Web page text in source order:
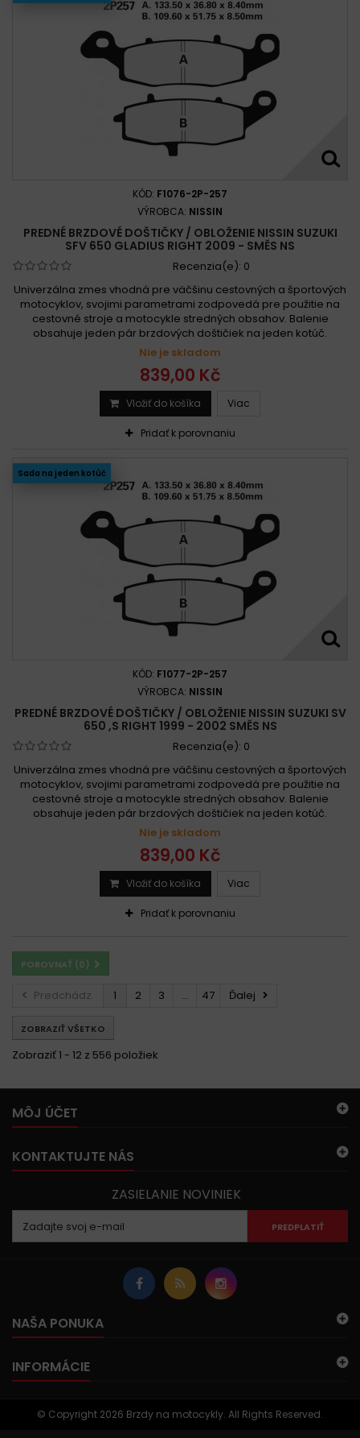
KÓD: F1076-2P-257
VÝROBCA: NISSIN
PREDNÉ BRZDOVÉ DOŠTIČKY / OBLOŽENIE NISSIN SUZUKI
SFV 650 GLADIUS RIGHT 2009 - SMĚS NS
Recenzia(e): 0
Univerzálna zmes vhodná pre väčšinu cestovných a športových
motocyklov, svojimi parametrami zodpovedá pre použitie na
cestovné stroje a motocykle stredných obsahov. Balenie
obsahuje jeden pár brzdových doštičiek na jeden kotúč.
Nie je skladom
839,00 Kč
Vložiť do košíka Viac
Pridať k porovnaniu
Sada na jeden kotúč
KÓD: F1077-2P-257
VÝROBCA: NISSIN
PREDNÉ BRZDOVÉ DOŠTIČKY / OBLOŽENIE NISSIN SUZUKI SV
650 ,S RIGHT 1999 - 2002 SMĚS NS
Recenzia(e): 0
Univerzálna zmes vhodná pre väčšinu cestovných a športových
motocyklov, svojimi parametrami zodpovedá pre použitie na
cestovné stroje a motocykle stredných obsahov. Balenie
obsahuje jeden pár brzdových doštičiek na jeden kotúč.
Nie je skladom
839,00 Kč
Vložiť do košíka Viac
Pridať k porovnaniu
POROVNAŤ (0)
Predchádz. 1 2 3 ... 47 Ďalej
ZOBRAZIŤ VŠETKO
Zobraziť 1 - 12 z 556 položiek
MÔJ ÚČET
KONTAKTUJTE NÁS
ZASIELANIE NOVINIEK
PREDPLATIŤ
NAŠA PONUKA
INFORMÁCIE
© Copyright 2026 Brzdy na motocykly. All Rights Reserved.